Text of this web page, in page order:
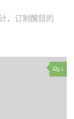
，订制醒目的
4